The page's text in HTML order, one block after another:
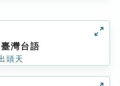
灣台語
頭天